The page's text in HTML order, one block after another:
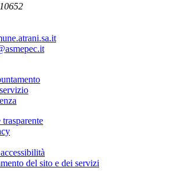
del sito e dei servizi